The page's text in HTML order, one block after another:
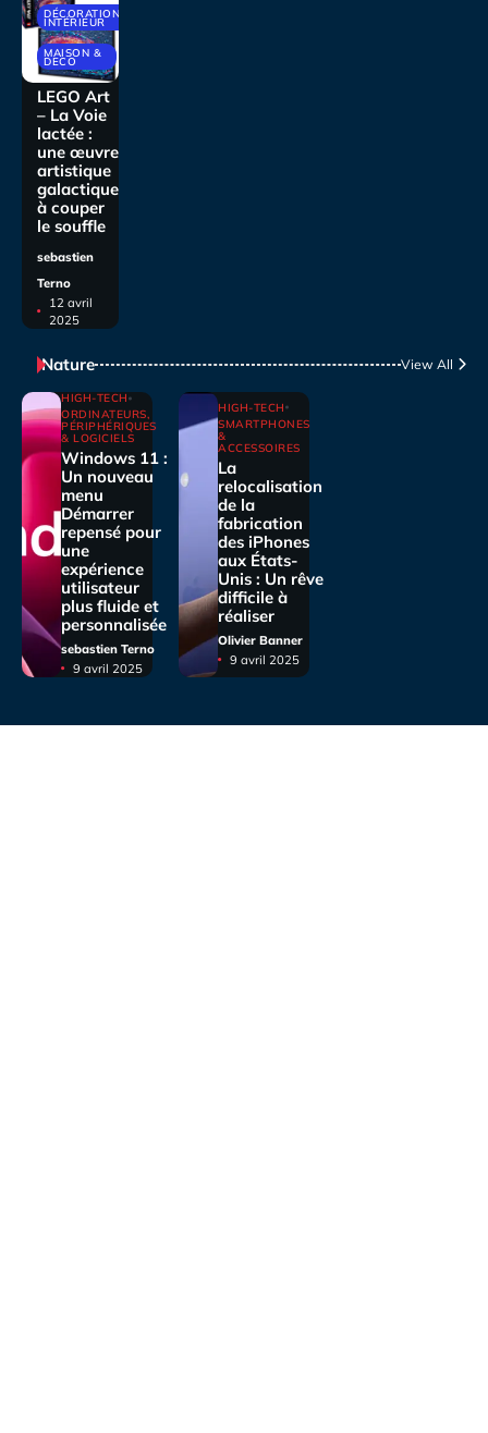
DÉCORATIONS
INTÉRIEUR
MAISON &
DECO
LEGO Art
– La Voie
lactée :
une œuvre
artistique
galactique
à couper
le souffle
sebastien
Terno
12 avril
2025
Nature View All
HIGH-TECH
ORDINATEURS,
PÉRIPHÉRIQUES
& LOGICIELS
Windows 11 :
Un nouveau
menu
Démarrer
repensé pour
une
expérience
utilisateur
plus fluide et
personnalisée
sebastien Terno
9 avril 2025
HIGH-TECH
SMARTPHONES
&
ACCESSOIRES
La
relocalisation
de la
fabrication
des iPhones
aux États-
Unis : Un rêve
difficile à
réaliser
Olivier Banner
9 avril 2025